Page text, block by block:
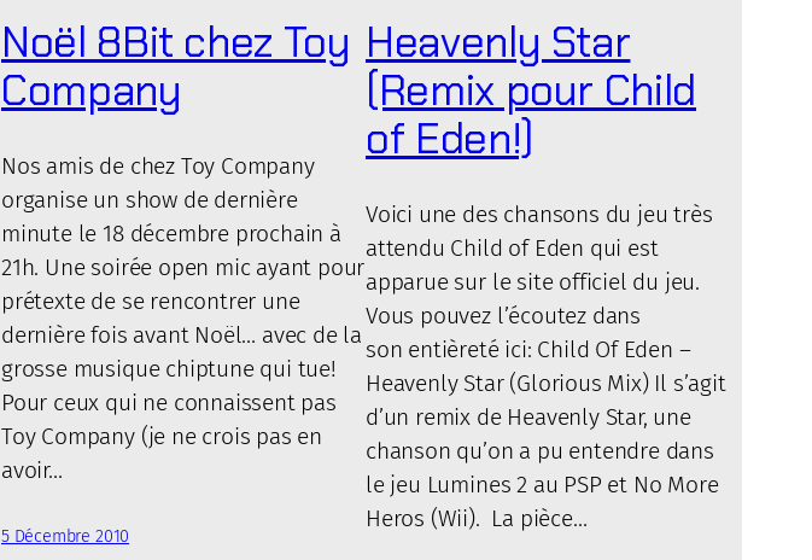
Noël 8Bit chez Toy
Company
Nos amis de chez Toy Company
organise un show de dernière
minute le 18 décembre prochain à
21h. Une soirée open mic ayant pour
prétexte de se rencontrer une
dernière fois avant Noël… avec de la
grosse musique chiptune qui tue!
Pour ceux qui ne connaissent pas
Toy Company (je ne crois pas en
avoir…
5 Décembre 2010
Heavenly Star
(Remix pour Child
of Eden!)
Voici une des chansons du jeu très
attendu Child of Eden qui est
apparue sur le site officiel du jeu.
Vous pouvez l’écoutez dans
son entièreté ici: Child Of Eden –
Heavenly Star (Glorious Mix) Il s’agit
d’un remix de Heavenly Star, une
chanson qu’on a pu entendre dans
le jeu Lumines 2 au PSP et No More
Heros (Wii). La pièce…